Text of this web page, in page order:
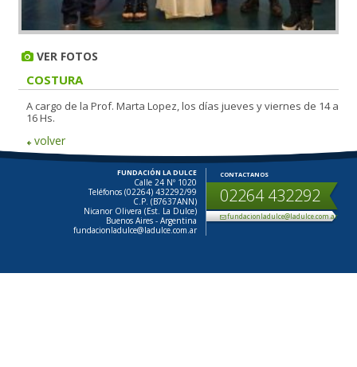
VER FOTOS
COSTURA
A cargo de la Prof. Marta Lopez, los días jueves y viernes de 14 a
16 Hs.
volver
FUNDACIÓN LA DULCE
Calle 24 Nº 1020
Teléfonos (02264) 432292/99
C.P. (B7637ANN)
Nicanor Olivera (Est. La Dulce)
Buenos Aires - Argentina
fundacionladulce@ladulce.com.ar
CONTACTANOS
02264 432292
fundacionladulce@ladulce.com.ar